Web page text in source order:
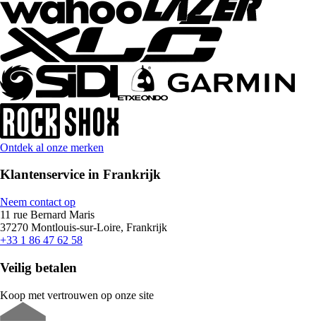
Ontdek al onze merken
Klantenservice in Frankrijk
Neem contact op
11 rue Bernard Maris
37270 Montlouis-sur-Loire, Frankrijk
+33 1 86 47 62 58
Veilig betalen
Koop met vertrouwen op onze site